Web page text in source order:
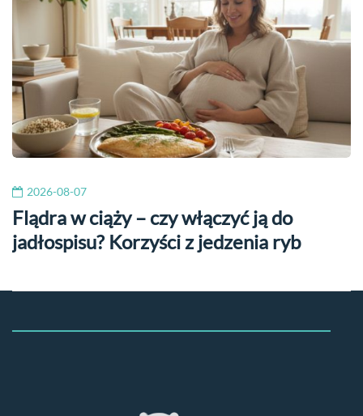
2026-08-07
Flądra w ciąży – czy włączyć ją do
jadłospisu? Korzyści z jedzenia ryb